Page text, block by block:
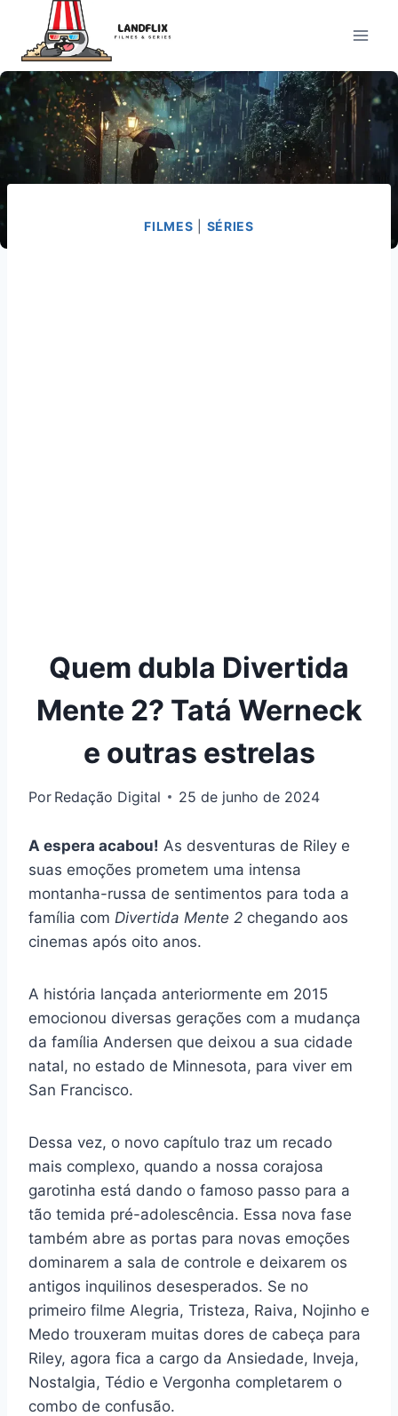
Conteúdo
FILMES SÉRIES
Quem dubla Divertida
Mente 2? Tatá Werneck
e outras estrelas
Por Redação Digital 25 de junho de 2024
A espera acabou! As desventuras de Riley e
suas emoções prometem uma intensa
montanha-russa de sentimentos para toda a
família com Divertida Mente 2 chegando aos
cinemas após oito anos.
A história lançada anteriormente em 2015
emocionou diversas gerações com a mudança
da família Andersen que deixou a sua cidade
natal, no estado de Minnesota, para viver em
San Francisco.
Dessa vez, o novo capítulo traz um recado
mais complexo, quando a nossa corajosa
garotinha está dando o famoso passo para a
tão temida pré-adolescência. Essa nova fase
também abre as portas para novas emoções
dominarem a sala de controle e deixarem os
antigos inquilinos desesperados. Se no
primeiro filme Alegria, Tristeza, Raiva, Nojinho e
Medo trouxeram muitas dores de cabeça para
Riley, agora fica a cargo da Ansiedade, Inveja,
Nostalgia, Tédio e Vergonha completarem o
combo de confusão.